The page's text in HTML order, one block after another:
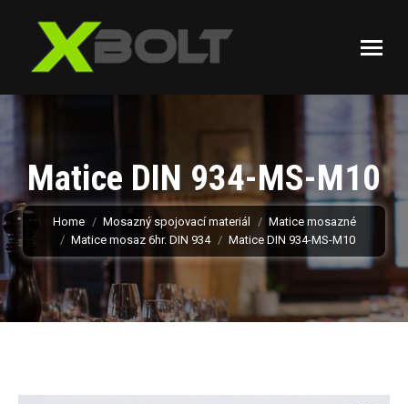
Matice DIN 934-MS-M10
You are here:
Home Mosazný spojovací materiál
Matice mosazné
Matice mosaz 6hr. DIN 934
Matice DIN 934-MS-M10